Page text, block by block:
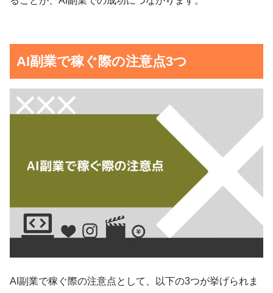
AI副業で稼ぐ際の注意点3つ
AI副業で稼ぐ際の注意点として、以下の3つが挙げられま